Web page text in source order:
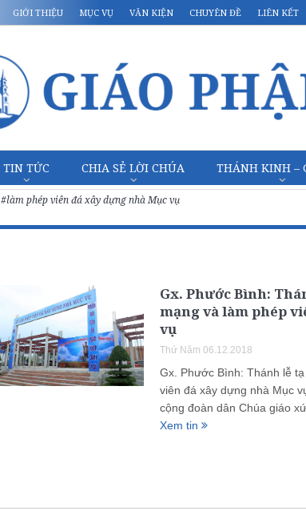
GIỚI THIỆU MỤC VỤ VĂN KIỆN CHUYÊN ĐỀ LIÊN KẾT
TIN TỨC CHIA SẺ LỜI CHÚA THÁNH KINH –
#làm phép viên đá xây dựng nhà Mục vụ
Gx. Phước Bình:
mạng và làm phép
vụ
Thứ Năm 06.12.2018
Gx. Phước Bình: Thánh lễ
viên đá xây dựng nhà Mục
cộng đoàn dân Chúa giáo
Xem tin